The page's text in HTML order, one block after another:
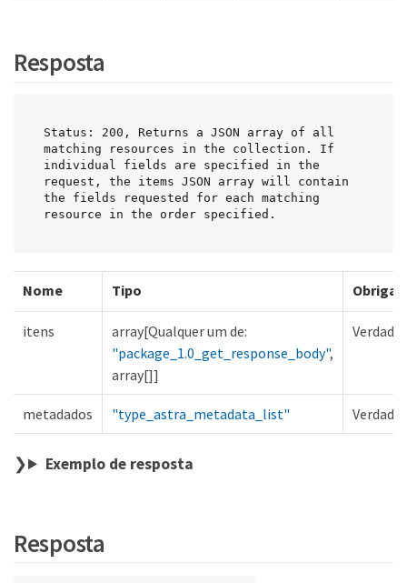
Resposta
Status: 200, Returns a JSON array of all
matching resources in the collection. If
individual fields are specified in the
request, the items JSON array will contain
the fields requested for each matching
resource in the order specified.
Nome Tipo
itens
array[Qualquer um de:
"package_1.0_get_response_body",
array[]]
metadados "type_astra_metadata_list"
Exemplo de resposta
Resposta